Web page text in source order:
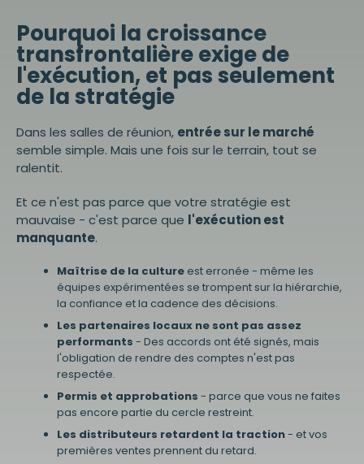
Pourquoi la croissance
transfrontalière exige de
l'exécution, et pas seulement
de la stratégie
Dans les salles de réunion, entrée sur le marché
semble simple. Mais une fois sur le terrain, tout se
ralentit.
Et ce n'est pas parce que votre stratégie est
mauvaise - c'est parce que l'exécution est
manquante.
Maîtrise de la culture est erronée - même les
équipes expérimentées se trompent sur la hiérarchie,
la confiance et la cadence des décisions.
Les partenaires locaux ne sont pas assez
performants - Des accords ont été signés, mais
l'obligation de rendre des comptes n'est pas
respectée.
Permis et approbations - parce que vous ne faites
pas encore partie du cercle restreint.
Les distributeurs retardent la traction- et vos
premières ventes prennent du retard.